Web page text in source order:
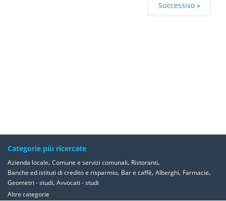
Successivo »
Categorie più ricercate
Azienda locale, Comune e servizi comunali, Ristoranti,
Banche ed istituti di credito e risparmio, Bar e caffè, Alberghi, Farmacie,
Geometri - studi, Avvocati - studi
Altre categorie